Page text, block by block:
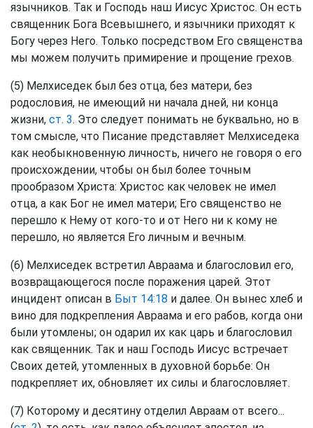
язычников. Так и Господь наш Иисус Христос. Он есть
священник Бога Всевышнего, и язычники приходят к
Богу через Него. Только посредством Его священства
мы можем получить примирение и прощение грехов.
(5) Мелхиседек был без отца, без матери, без
родословия, не имеющий ни начала дней, ни конца
жизни, ст. 3. Это следует понимать не буквально, но в
том смысле, что Писание представляет Мелхиседека
как необыкновенную личность, ничего не говоря о его
происхождении, чтобы он был более точным
прообразом Христа: Христос как человек не имел
отца, а как Бог не имел матери; Его священство не
перешло к Нему от кого-то и от Него ни к кому не
перешло, но является Его личным и вечным.
(6) Мелхиседек встретил Авраама и благословил его,
возвращающегося после поражения царей. Этот
инцидент описан в Быт 14:18 и далее. Он вынес хлеб и
вино для подкрепления Авраама и его рабов, когда они
были утомлены; он одарил их как царь и благословил
как священник. Так и наш Господь Иисус встречает
Своих детей, утомленных в духовной борьбе: Он
подкрепляет их, обновляет их силы и благословляет.
(7) Которому и десятину отделил Авраам от всего...